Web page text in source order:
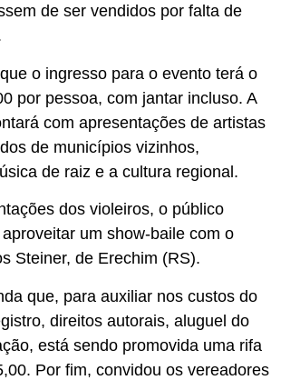
de ser vendidos por falta de
o ingresso para o evento terá o
por pessoa, com jantar incluso. A
com apresentações de artistas
de municípios vizinhos,
de raiz e a cultura regional.
dos violeiros, o público
um show-baile com o
Steiner, de Erechim (RS).
que, para auxiliar nos custos do
direitos autorais, aluguel do
está sendo promovida uma rifa
Por fim, convidou os vereadores